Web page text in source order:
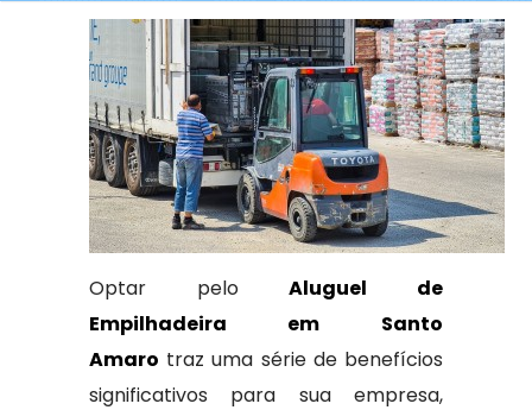
Optar peloAluguel de
Empilhadeira em Santo
Amaro traz uma série de benefícios
significativos para sua empresa,